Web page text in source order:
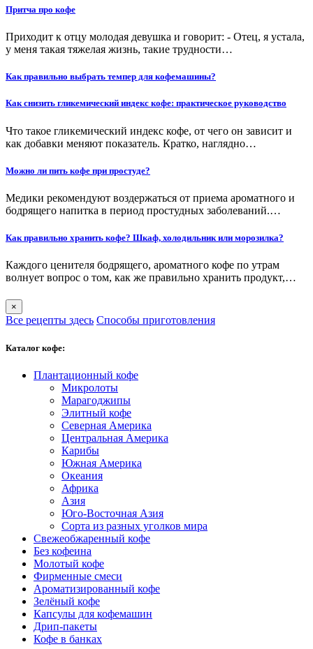
Притча про кофе
Приходит к отцу молодая девушка и говорит: - Отец, я устала,
у меня такая тяжелая жизнь, такие трудности…
Как правильно выбрать темпер для кофемашины?
Как снизить гликемический индекс кофе: практическое руководство
Что такое гликемический индекс кофе, от чего он зависит и
как добавки меняют показатель. Кратко, наглядно…
Можно ли пить кофе при простуде?
Медики рекомендуют воздержаться от приема ароматного и
бодрящего напитка в период простудных заболеваний.…
Как правильно хранить кофе? Шкаф, холодильник или морозилка?
Каждого ценителя бодрящего, ароматного кофе по утрам
волнует вопрос о том, как же правильно хранить продукт,…
×
Все рецепты здесь Способы приготовления
Каталог кофе:
Плантационный кофе
Микролоты
Марагоджипы
Элитный кофе
Северная Америка
Центральная Америка
Карибы
Южная Америка
Океания
Африка
Азия
Юго-Восточная Азия
Сорта из разных уголков мира
Свежеобжаренный кофе
Без кофеина
Молотый кофе
Фирменные смеси
Ароматизированный кофе
Зелёный кофе
Капсулы для кофемашин
Дрип-пакеты
Кофе в банках